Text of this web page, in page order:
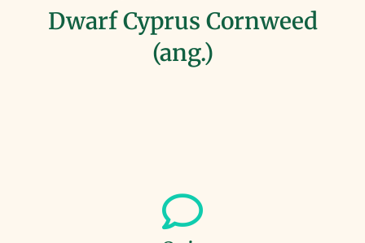
Dwarf Cyprus Cornweed
(ang.)